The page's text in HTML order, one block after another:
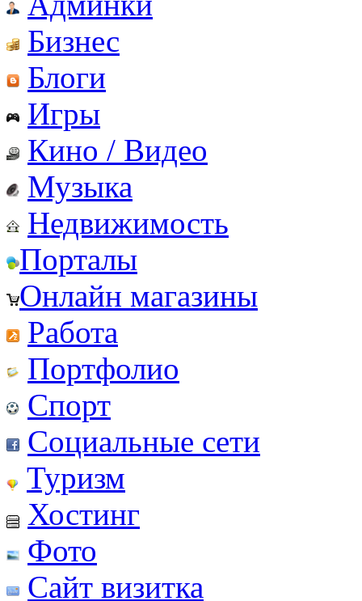
Бизнес
Блоги
Игры
Кино / Видео
Музыка
Недвижимость
Порталы
Онлайн магазины
Работа
Портфолио
Спорт
Социальные сети
Туризм
Хостинг
Фото
Сайт визитка